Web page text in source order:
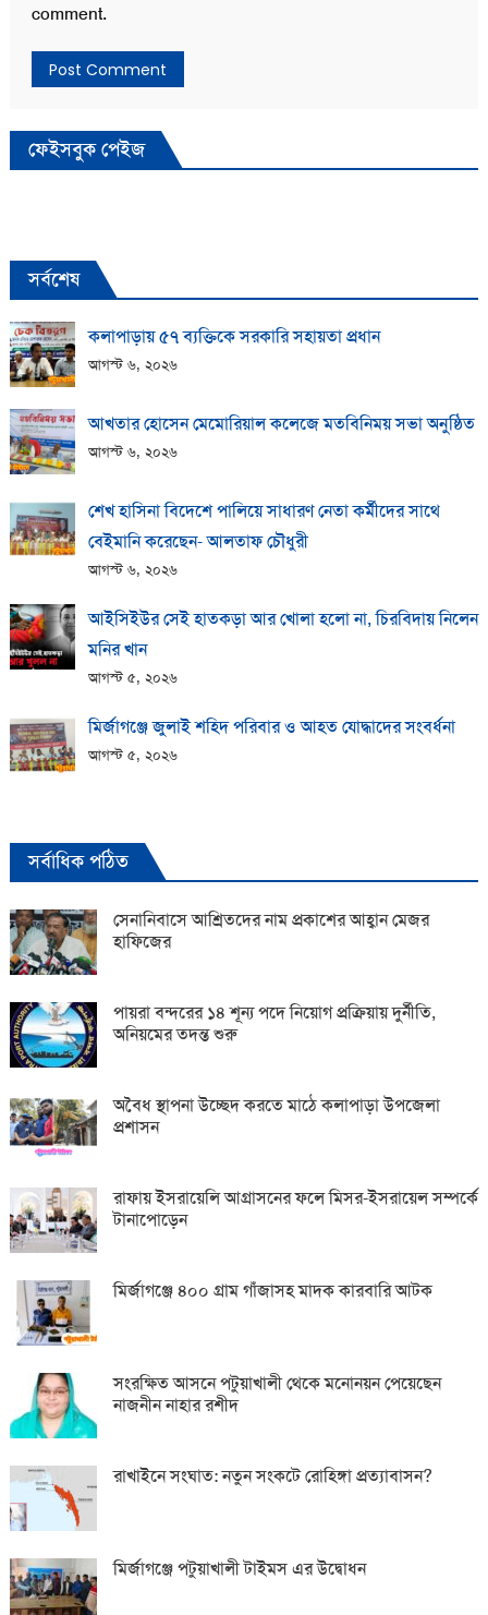
comment.
ফেইসবুক পেইজ
সর্বশেষ
কলাপাড়ায় ​৫৭ ব্যক্তিকে সরকারি সহায়তা প্রধান
আগস্ট ৬, ২০২৬
আখতার হোসেন মেমোরিয়াল কলেজে মতবিনিময় সভা অনুষ্ঠিত
আগস্ট ৬, ২০২৬
শেখ হাসিনা বিদেশে পালিয়ে সাধারণ নেতা কর্মীদের সাথে
বেইমানি করেছেন- আলতাফ চৌধুরী
আগস্ট ৬, ২০২৬
আইসিইউর সেই হাতকড়া আর খোলা হলো না, চিরবিদায় নিলেন
মনির খান
আগস্ট ৫, ২০২৬
মির্জাগঞ্জে জুলাই শহিদ পরিবার ও আহত যোদ্ধাদের সংবর্ধনা
আগস্ট ৫, ২০২৬
সর্বাধিক পঠিত
সেনানিবাসে আশ্রিতদের নাম প্রকাশের আহ্বান মেজর
হাফিজের
পায়রা বন্দরের ১৪ শূন্য পদে নিয়োগ প্রক্রিয়ায় দুর্নীতি,
অনিয়মের তদন্ত শুরু
অবৈধ স্থাপনা উচ্ছেদ করতে মাঠে কলাপাড়া উপজেলা
প্রশাসন
রাফায় ইসরায়েলি আগ্রাসনের ফলে মিসর-ইসরায়েল সম্পর্কে
টানাপোড়েন
মির্জাগঞ্জে ৪০০ গ্রাম গাঁজাসহ মাদক কারবারি আটক
সংরক্ষিত আসনে পটুয়াখালী থেকে মনোনয়ন পেয়েছেন
নাজনীন নাহার রশীদ
রাখাইনে সংঘাত: নতুন সংকটে রোহিঙ্গা প্রত্যাবাসন?
মির্জাগঞ্জে পটুয়াখালী টাইমস এর উদ্বোধন